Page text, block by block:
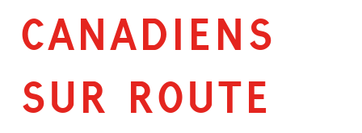
CANADIENS
SUR ROUTE